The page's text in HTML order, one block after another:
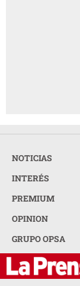
NOTICIAS
INTERÉS
PREMIUM
OPINION
GRUPO OPSA